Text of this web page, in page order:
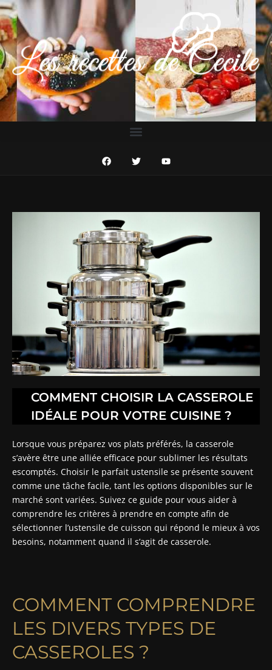
COMMENT CHOISIR LA CASSEROLE
IDÉALE POUR VOTRE CUISINE ?
Lorsque vous préparez vos plats préférés, la casserole
s’avère être une alliée efficace pour sublimer les résultats
escomptés. Choisir le parfait ustensile se présente souvent
comme une tâche facile, tant les options disponibles sur le
marché sont variées. Suivez ce guide pour vous aider à
comprendre les critères à prendre en compte afin de
sélectionner l’ustensile de cuisson qui répond le mieux à vos
besoins, notamment quand il s’agit de casserole.
COMMENT COMPRENDRE
LES DIVERS TYPES DE
CASSEROLES ?